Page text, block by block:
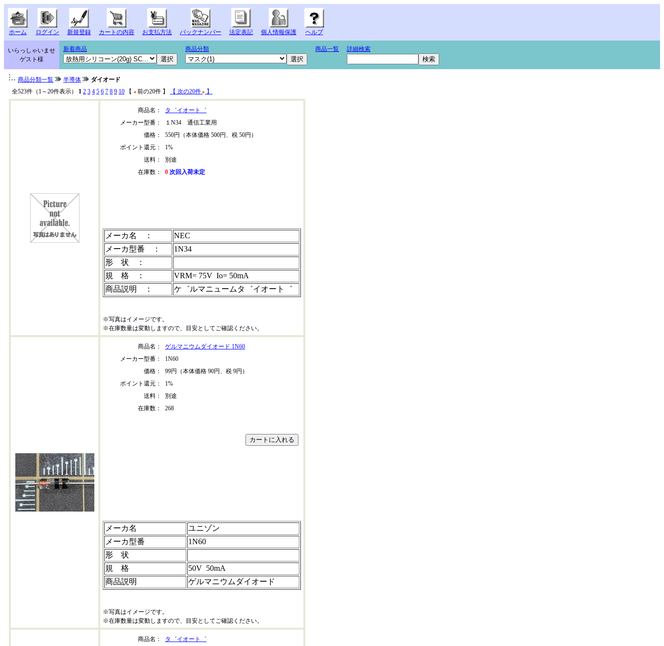
ホーム ログイン 新規登録 カートの内容 お支払方法 バックナンバー 法定表記 個人情報保護 ヘルプ
いらっしゃいませ
ゲスト様
新着商品 商品分類 商品一覧 詳細検索
商品分類一覧 半導体
ダイオード
全523件（1～20件表示） 1 2 3 4 5 6 7 8 9 10 【 前の20件 】 【 次の20件 】
商品名：
タ゛イオート゛
メーカー型番：
１N34 通信工業用
価格：
550円（本体価格 500円、税 50円）
ポイント還元：
1%
送料：
別途
在庫数：
0 次回入荷未定
メーカ名 ：
NEC
メーカ型番 ：
1N34
形 状 ：
規 格 ：
VRM= 75V Io= 50mA
商品説明 ：
ケ゛ルマニュームタ゛イオート゛
※写真はイメージです。
※在庫数量は変動しますので、目安としてご確認ください。
商品名：
ゲルマニウムダイオード 1N60
メーカー型番：
1N60
価格：
99円（本体価格 90円、税 9円）
ポイント還元：
1%
送料：
別途
在庫数：
268
メーカ名
ユニゾン
メーカ型番
1N60
形 状
規 格
50V 50mA
商品説明
ゲルマニウムダイオード
※写真はイメージです。
※在庫数量は変動しますので、目安としてご確認ください。
商品名：
タ゛イオート゛